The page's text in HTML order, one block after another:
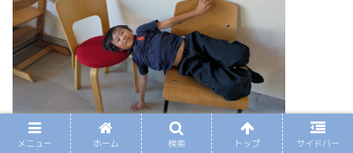
メニュー ホーム 検索 トップ サイドバー